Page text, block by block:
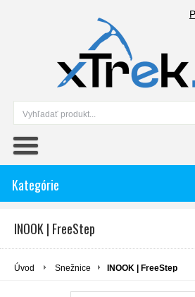
Kategórie
INOOK | FreeStep
Úvod Snežnice INOOK | FreeStep